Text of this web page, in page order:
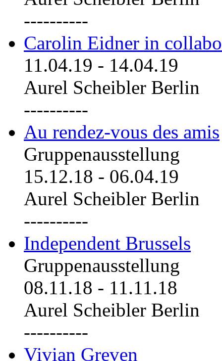
----------
Carolin Eidner in
11.04.19 - 14.04.19
Aurel Scheibler Berlin
----------
Au rendez-vous des amis
Gruppenausstellung
15.12.18 - 06.04.19
Aurel Scheibler Berlin
----------
Independent Brussels
Gruppenausstellung
08.11.18 - 11.11.18
Aurel Scheibler Berlin
----------
Vivian Greven